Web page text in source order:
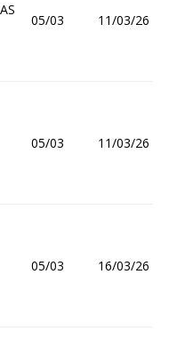
05/03 11/03/26
05/03 11/03/26
05/03 16/03/26